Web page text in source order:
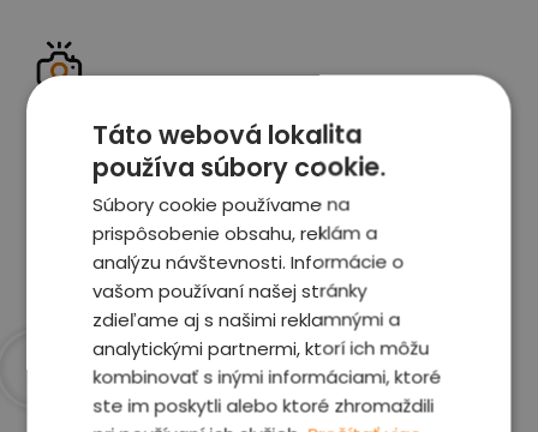
Celé auto z exteriéru aj interiéru nafotíme
vrátane závad a poškodení
Zobraziť report
Táto webová lokalita
používa súbory cookie.
Súbory cookie používame na
prispôsobenie obsahu, reklám a
analýzu návštevnosti. Informácie o
vašom používaní našej stránky
zdieľame aj s našimi reklamnými a
analytickými partnermi, ktorí ich môžu
kombinovať s inými informáciami, ktoré
ste im poskytli alebo ktoré zhromaždili